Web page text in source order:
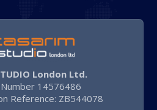
London Ltd.
14576486
Reference: ZB544078